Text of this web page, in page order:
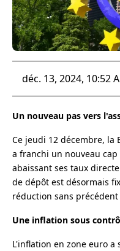
déc. 13, 2024, 10:52
Un nouveau pas vers
Ce jeudi 12 décembre, la
a franchi un nouveau
abaissant ses taux
de dépôt est désormais
réduction sans
Une inflation sous
L'inflation en zone euro